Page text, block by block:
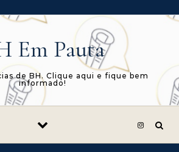
to content
Em Pauta
de BH. Clique aqui e fique bem
informado!